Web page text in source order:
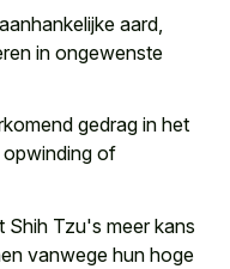
aard,
in ongewenste
gedrag in het
opwinding of
Shih Tzu's meer kans
vanwege hun hoge